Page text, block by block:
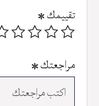
تقييمك*
مراجعتك*